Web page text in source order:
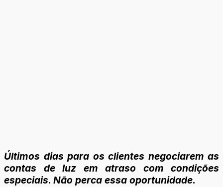
Últimos dias para os clientes negociarem as
contas de luz em atraso com condições
especiais. Não perca essa oportunidade.